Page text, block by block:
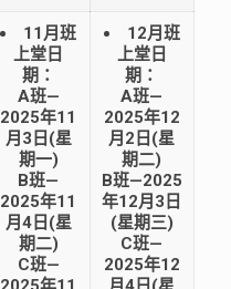
11月班
上堂日
期：
A班—
2025年11
月3日(星
期一)
B班—
2025年11
月4日(星
期二)
C班—
12月班
上堂日
期：
A班—
2025年12
月2日(星
期二)
B班—2025
年12月3日
(星期三)
C班—
2025年12